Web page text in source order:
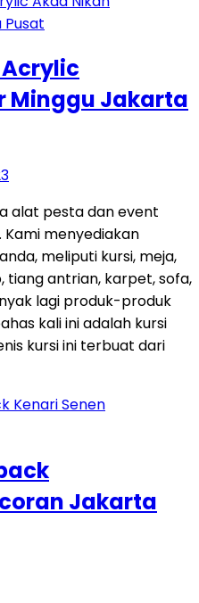
Acrylic
Minggu Jakarta
alat pesta dan event
menyediakan
meliputi kursi, meja,
tiang antrian, karpet, sofa,
lagi produk-produk
kali ini adalah kursi
kursi ini terbuat dari
Jakarta